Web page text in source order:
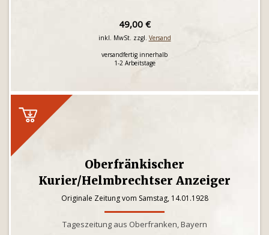
49,00 €
inkl. MwSt. zzgl. Versand
versandfertig innerhalb
1-2 Arbeitstage
Oberfränkischer
Kurier/Helmbrechtser Anzeiger
Originale Zeitung vom Samstag, 14.01.1928
Tageszeitung aus Oberfranken, Bayern